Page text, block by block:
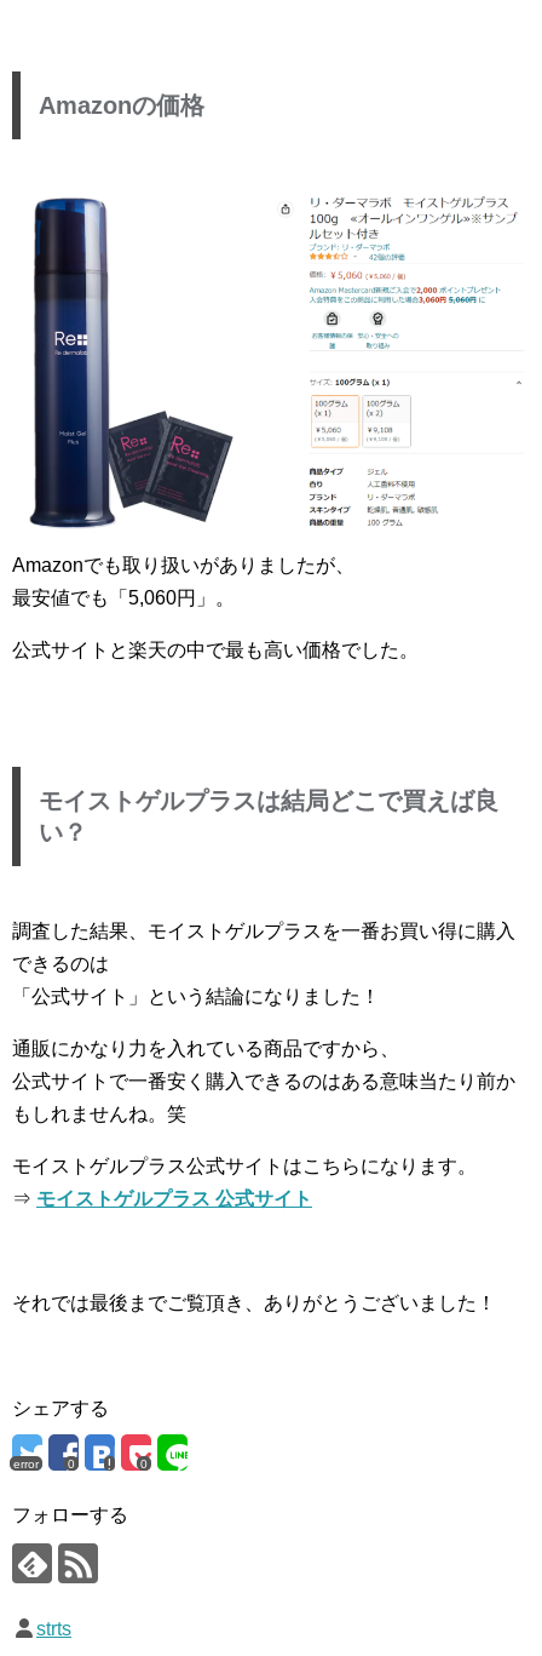
Amazonの価格
Amazonでも取り扱いがありましたが、
最安値でも「5,060円」。
公式サイトと楽天の中で最も高い価格でした。
モイストゲルプラスは結局どこで買えば良
い？
調査した結果、モイストゲルプラスを一番お買い得に購入
できるのは
「公式サイト」という結論になりました！
通販にかなり力を入れている商品ですから、
公式サイトで一番安く購入できるのはある意味当たり前か
もしれませんね。笑
モイストゲルプラス公式サイトはこちらになります。
⇒ モイストゲルプラス 公式サイト
それでは最後までご覧頂き、ありがとうございました！
シェアする
error 0 0
フォローする
strts